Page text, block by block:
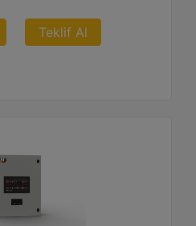
Teklif Al